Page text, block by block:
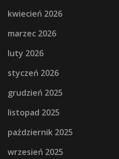
kwiecień 2026
marzec 2026
luty 2026
styczeń 2026
grudzień 2025
listopad 2025
październik 2025
wrzesień 2025